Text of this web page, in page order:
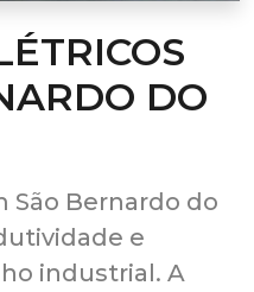
DO
São Bernardo do
e
industrial. A